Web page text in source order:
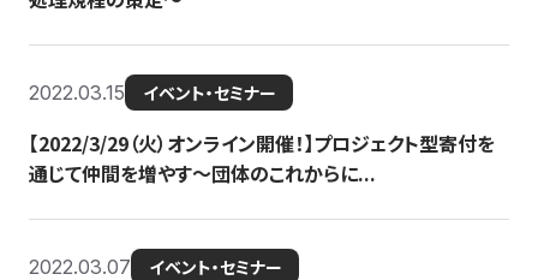
2022.03.15 イベント・セミナー
【2022/3/29（火）オンライン開催！】プロジェクト型寄付を
通じて仲間を増やす～団体のこれからに...
2022.03.07 イベント・セミナー